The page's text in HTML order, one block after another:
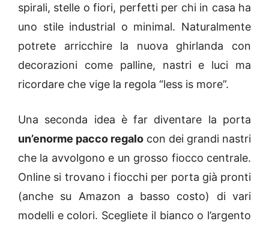
spirali, stelle o fiori, perfetti per chi in casa ha
uno stile industrial o minimal. Naturalmente
potrete arricchire la nuova ghirlanda con
decorazioni come palline, nastri e luci ma
ricordare che vige la regola “less is more”.
Una seconda idea è far diventare la porta
un’enorme pacco regalo con dei grandi nastri
che la avvolgono e un grosso fiocco centrale.
Online si trovano i fiocchi per porta già pronti
(anche su Amazon a basso costo) di vari
modelli e colori. Scegliete il bianco o l’argento